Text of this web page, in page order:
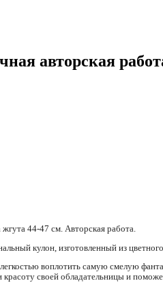
авторская
44-47 см. Авторская работа.
кулон, изготовленный из
воплотить самую смелую
красоту своей обладательницы и